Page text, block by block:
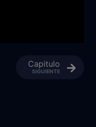
Capitulo
SIGUIENTE